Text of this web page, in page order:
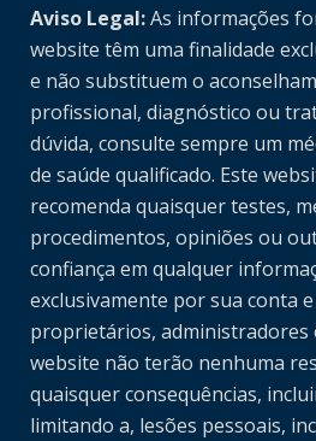
Aviso Legal:As informações
website têm uma finalidade
e não substituem o
profissional, diagnóstico ou
dúvida, consulte sempre um
de saúde qualificado. Este
recomenda quaisquer testes,
procedimentos, opiniões ou
confiança em qualquer
exclusivamente por sua conta e
proprietários, administradores
website não terão nenhuma
quaisquer consequências,
limitando a, lesões pessoais,